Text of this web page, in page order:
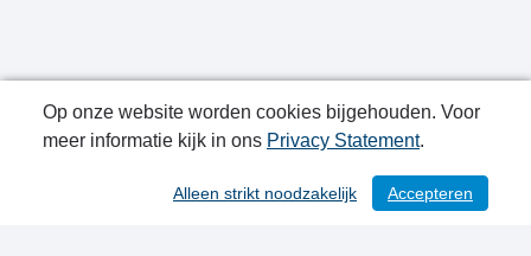
/ 215
Publicatiedatum: 15-09-2022
Op onze website worden cookies bijgehouden. Voor
meer informatie kijk in ons Privacy Statement.
Accepteren
Alleen strikt noodzakelijk